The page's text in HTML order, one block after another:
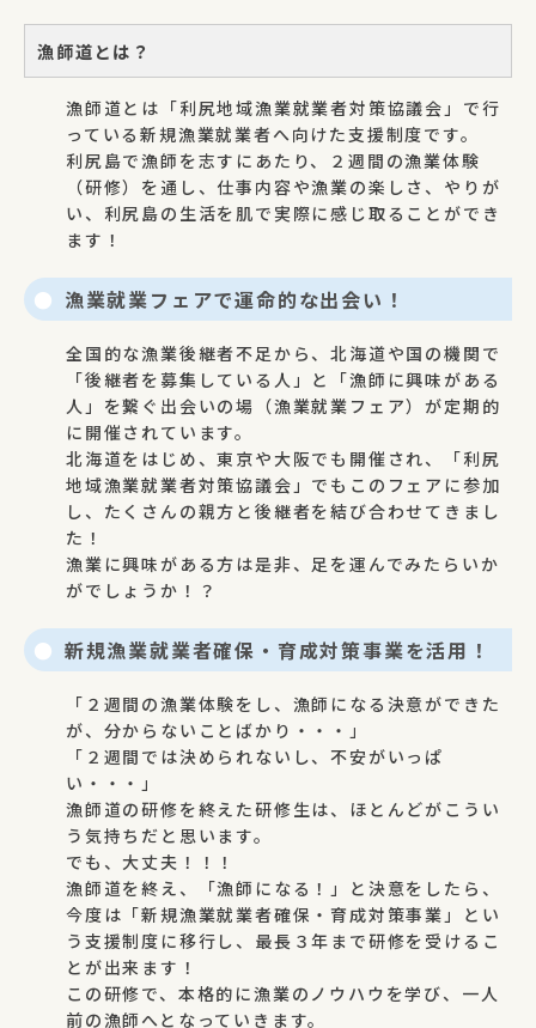
漁師道とは？
漁師道とは「利尻地域漁業就業者対策協議会」で行
っている新規漁業就業者へ向けた支援制度です。
利尻島で漁師を志すにあたり、２週間の漁業体験
（研修）を通し、仕事内容や漁業の楽しさ、やりが
い、利尻島の生活を肌で実際に感じ取ることができ
ます！
漁業就業フェアで運命的な出会い！
全国的な漁業後継者不足から、北海道や国の機関で
「後継者を募集している人」と「漁師に興味がある
人」を繋ぐ出会いの場（漁業就業フェア）が定期的
に開催されています。
北海道をはじめ、東京や大阪でも開催され、「利尻
地域漁業就業者対策協議会」でもこのフェアに参加
し、たくさんの親方と後継者を結び合わせてきまし
た！
漁業に興味がある方は是非、足を運んでみたらいか
がでしょうか！？
新規漁業就業者確保・育成対策事業を活用！
「２週間の漁業体験をし、漁師になる決意ができた
が、分からないことばかり・・・」
「２週間では決められないし、不安がいっぱ
い・・・」
漁師道の研修を終えた研修生は、ほとんどがこうい
う気持ちだと思います。
でも、大丈夫！！！
漁師道を終え、「漁師になる！」と決意をしたら、
今度は「新規漁業就業者確保・育成対策事業」とい
う支援制度に移行し、最長３年まで研修を受けるこ
とが出来ます！
この研修で、本格的に漁業のノウハウを学び、一人
前の漁師へとなっていきます。